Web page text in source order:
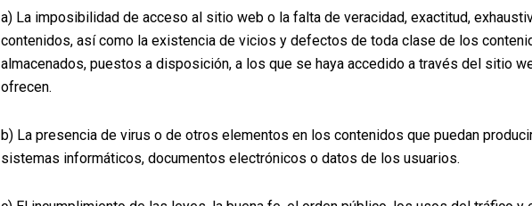
a) La imposibilidad de acceso al sitio web o la falta de veracidad, exactitud,
contenidos, así como la existencia de vicios y defectos de toda clase de los
almacenados, puestos a disposición, a los que se haya accedido a través del sitio
ofrecen.
b) La presencia de virus o de otros elementos en los contenidos que puedan
sistemas informáticos, documentos electrónicos o datos de los usuarios.